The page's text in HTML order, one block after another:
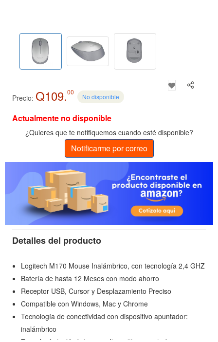
Precio: Q109.00
No disponible
Actualmente no disponible
¿Quieres que te notifiquemos cuando esté disponible?
Notificarme por correo
Detalles del producto
Logitech M170 Mouse Inalámbrico, con tecnología 2,4 GHZ
Batería de hasta 12 Meses con modo ahorro
Receptor USB, Cursor y Desplazamiento Preciso
Compatible con Windows, Mac y Chrome
Tecnología de conectividad con dispositivo apuntador:
inalámbrico